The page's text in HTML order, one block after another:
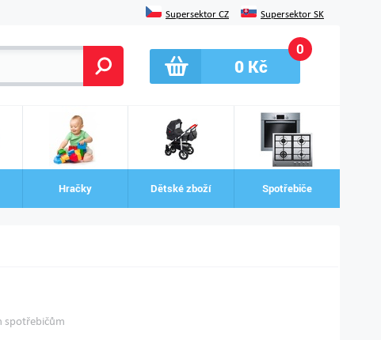
Supersektor CZ Supersektor SK
0Kč
0
Hračky Dětské zboží Spotřebiče
spotřebičům